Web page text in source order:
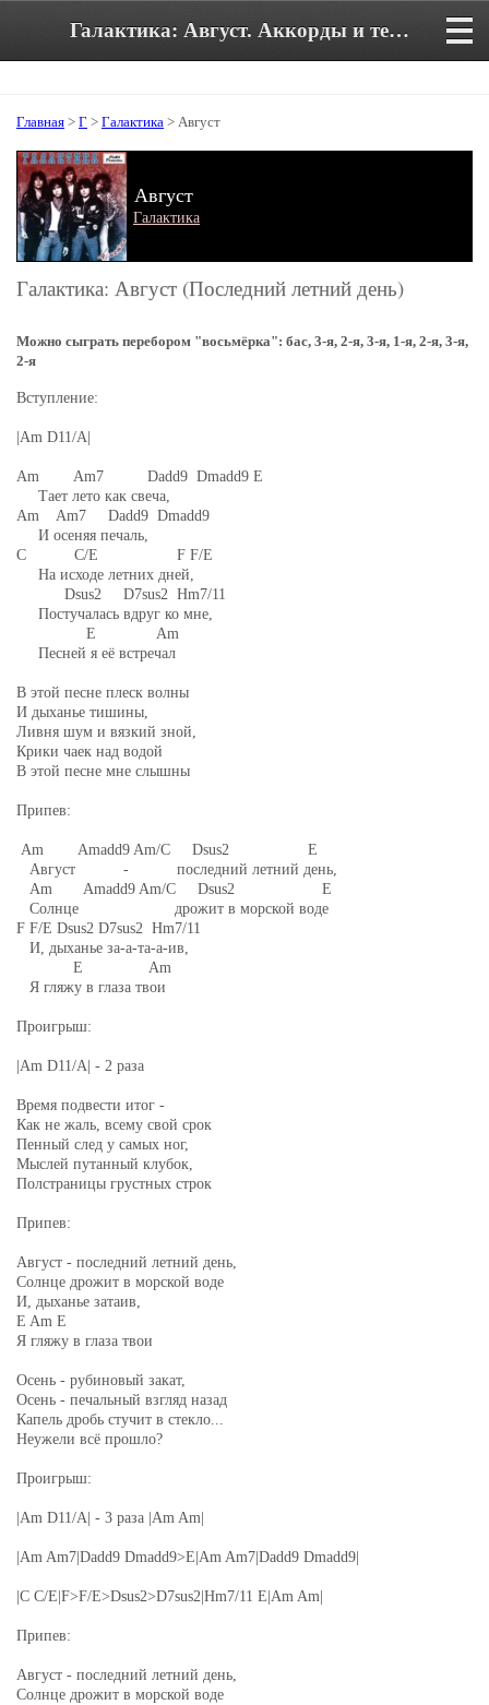
Галактика: Август. Аккорды и текст песни
Главная > Г > Галактика > Август
Август
Галактика
Галактика: Август (Последний летний день)
Можно сыграть перебором "восьмёрка": бас, 3-я, 2-я, 3-я, 1-я, 2-я, 3-я,
2-я
Вступление:
|Am D11/A|
Am Am7 Dadd9 Dmadd9 E
Тает лето как свеча,
Am Am7 Dadd9 Dmadd9
И осеняя печаль,
C C/E F F/E
На исходе летних дней,
Dsus2 D7sus2 Hm7/11
Постучалась вдруг ко мне,
E Am
Песней я её встречал
В этой песне плеск волны
И дыханье тишины,
Ливня шум и вязкий зной,
Крики чаек над водой
В этой песне мне слышны
Припев:
Am Amadd9 Am/C Dsus2 E
Август - последний летний день,
Am Amadd9 Am/C Dsus2 E
Солнце дрожит в морской воде
F F/E Dsus2 D7sus2 Hm7/11
И, дыханье за-а-та-а-ив,
E Am
Я гляжу в глаза твои
Проигрыш:
|Am D11/A| - 2 раза
Время подвести итог -
Как не жаль, всему свой срок
Пенный след у самых ног,
Мыслей путанный клубок,
Полстраницы грустных строк
Припев:
Август - последний летний день,
Солнце дрожит в морской воде
И, дыханье затаив,
E Am E
Я гляжу в глаза твои
Осень - рубиновый закат,
Осень - печальный взгляд назад
Капель дробь стучит в стекло...
Неужели всё прошло?
Проигрыш:
|Am D11/A| - 3 раза |Am Am|
|Am Am7|Dadd9 Dmadd9>E|Am Am7|Dadd9 Dmadd9|
|C C/E|F>F/E>Dsus2>D7sus2|Hm7/11 E|Am Am|
Припев:
Август - последний летний день,
Солнце дрожит в морской воде